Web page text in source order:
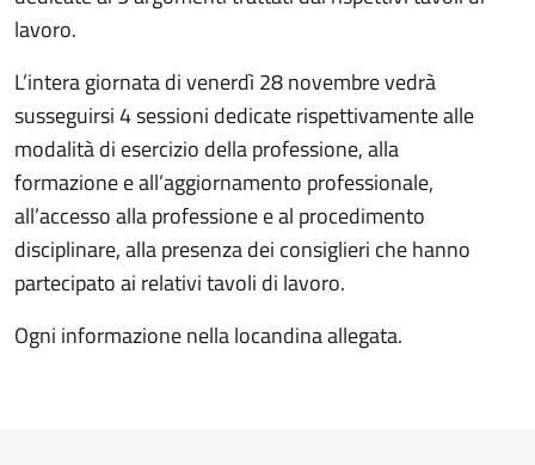
lavoro.
L’intera giornata di venerdì 28 novembre vedrà
susseguirsi 4 sessioni dedicate rispettivamente alle
modalità di esercizio della professione, alla
formazione e all’aggiornamento professionale,
all’accesso alla professione e al procedimento
disciplinare, alla presenza dei consiglieri che hanno
partecipato ai relativi tavoli di lavoro.
Ogni informazione nella locandina allegata.